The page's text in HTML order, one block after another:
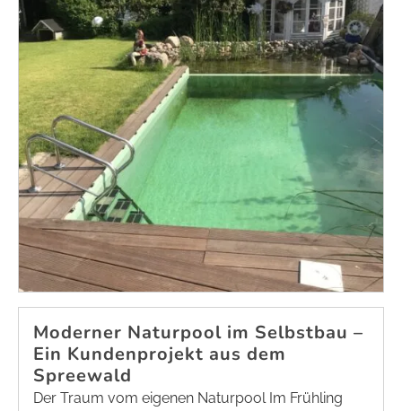
Moderner Naturpool im Selbstbau –
Ein Kundenprojekt aus dem
Spreewald
Der Traum vom eigenen Naturpool Im Frühling